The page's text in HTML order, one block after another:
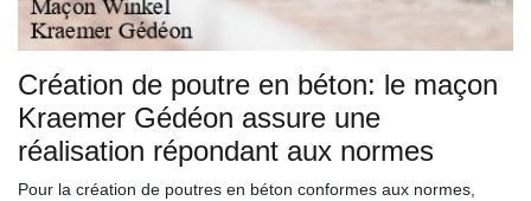
Création de poutre en béton: le maçon
Kraemer Gédéon assure une
réalisation répondant aux normes
Pour la création de poutres en béton conformes aux normes,